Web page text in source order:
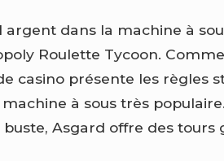
dans la machine à
Roulette Tycoon.
casino présente les règles
à sous très
Asgard offre des tours